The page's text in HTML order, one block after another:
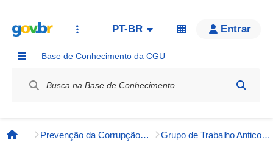
PT-BR Entrar
Base de Conhecimento da CGU
Página inicial
Prevenção da Corrupção, Integridade e Transparência Pública Grupo de Trabalho Anticorrupção G20